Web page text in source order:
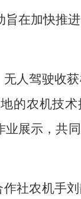
旨在加快推
人驾驶收获
的农机技
展示，共
社农机手